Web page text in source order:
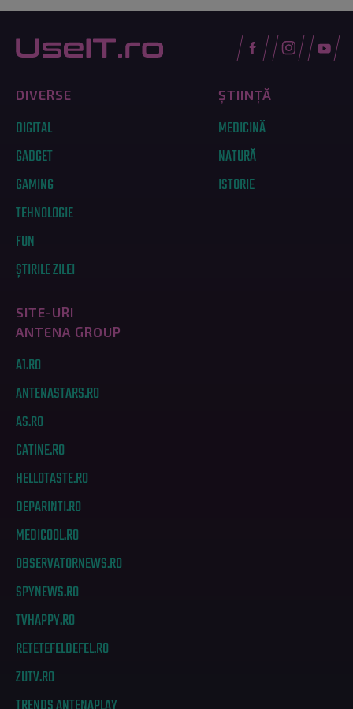
DIVERSE
DIGITAL
GADGET
GAMING
TEHNOLOGIE
FUN
ȘTIRILE ZILEI
ȘTIINȚĂ
MEDICINĂ
NATURĂ
ISTORIE
SITE-URI
ANTENA GROUP
A1.RO
ANTENASTARS.RO
AS.RO
CATINE.RO
HELLOTASTE.RO
DEPARINTI.RO
MEDICOOL.RO
OBSERVATORNEWS.RO
SPYNEWS.RO
TVHAPPY.RO
RETETEFELDEFEL.RO
ZUTV.RO